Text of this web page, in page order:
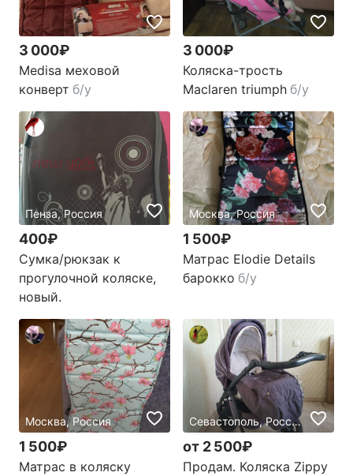
3 000₽
Medisa меховой
конверт б/у
3 000₽
Коляска-трость
Maclaren triumph б/у
Пенза, Россия
400₽
Сумка/рюкзак к
прогулочной коляске,
новый.
Москва, Россия
1 500₽
Матрас Elodie Details
барокко б/у
Москва, Россия
1 500₽
Матрас в коляску
Севастополь, Россия
от 2 500₽
Продам. Коляска Zippy